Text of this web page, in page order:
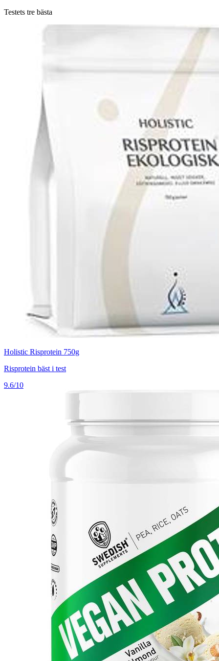
Testets tre bästa
Holistic Risprotein 750g
Risprotein bäst i test
9.6/10